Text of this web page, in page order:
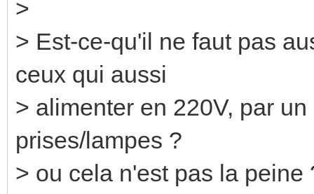
>
> Est-ce-qu'il ne faut pas
ceux qui aussi
> alimenter en 220V, par
prises/lampes ?
> ou cela n'est pas la peine